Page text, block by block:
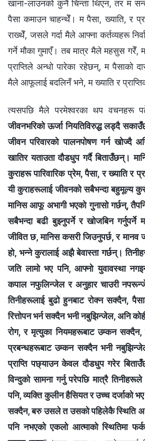
खाना-लाउनको कुनै चिन्ता थिएन, तर म
पैसा कमाउन चाहन्थेँ। म पैसा, ख्याति, र
राख्थेँ, जसले गर्दा मैले आफ्ना कर्तव्यहरू
गर्ने मौका गुमाएँ। तब मात्र मैले महसुस गरेँ,
प्राप्तिले अन्धो पारेका रहेछन्, म पैसाको
मैले आफूलाई बदलिनँ भने, म ख्याति र
त्यसपछि मैले परमेश्‍वरका थप वचनहरू
जीवनभरिको ऊर्जा नियतिविरुद्ध लड्दै
जीवन परिवारको पालनपोषण गर्न खोज्दै
खातिर यताउता दौडधुप गर्दै बिताउँछन्।
कुराहरू पारिवारिक प्रेम, पैसा, र ख्याति र
यी कुराहरूलाई जीवनको सबैभन्दा बहुमूल्य
मानिस आफू अभागी भएको गुनासो गर्छन्,
सबैभन्दा बढी बुझ्नुपर्ने र खोजबिन गर्नुपर्ने
जीवित छ, मानिस कसरी जिउनुपर्छ, र
हो, भन्ने कुरालाई अझै बेवास्ता गर्छन्।
जति लामो भए पनि, आफ्नो युवावस्था
कपाल नफुलिन्जेल र अनुहार चाउरी
तिनीहरूलाई बुढो हुनबाट रोक्न सक्दैन,
रित्तोपन भर्न सक्दैन भनी नबुझिन्जेल, अनि
रोग, र मृत्युका नियमहरूबाट उम्कन सक्दैन,
प्रबन्धहरूबाट उम्कन सक्दैन भनी
प्राप्ति पछ्याउन केवल दौडधुप गरेर
विन्दुको सामना गर्नु परेपछि मात्रै
पनि, व्यक्ति कुलीन हैसियत र उच्‍च दर्जाको
सक्दैन, बरु उसले त उसको पहिलेकै स्थिति
पनि नभएको एकलो आत्माको स्थितिमा